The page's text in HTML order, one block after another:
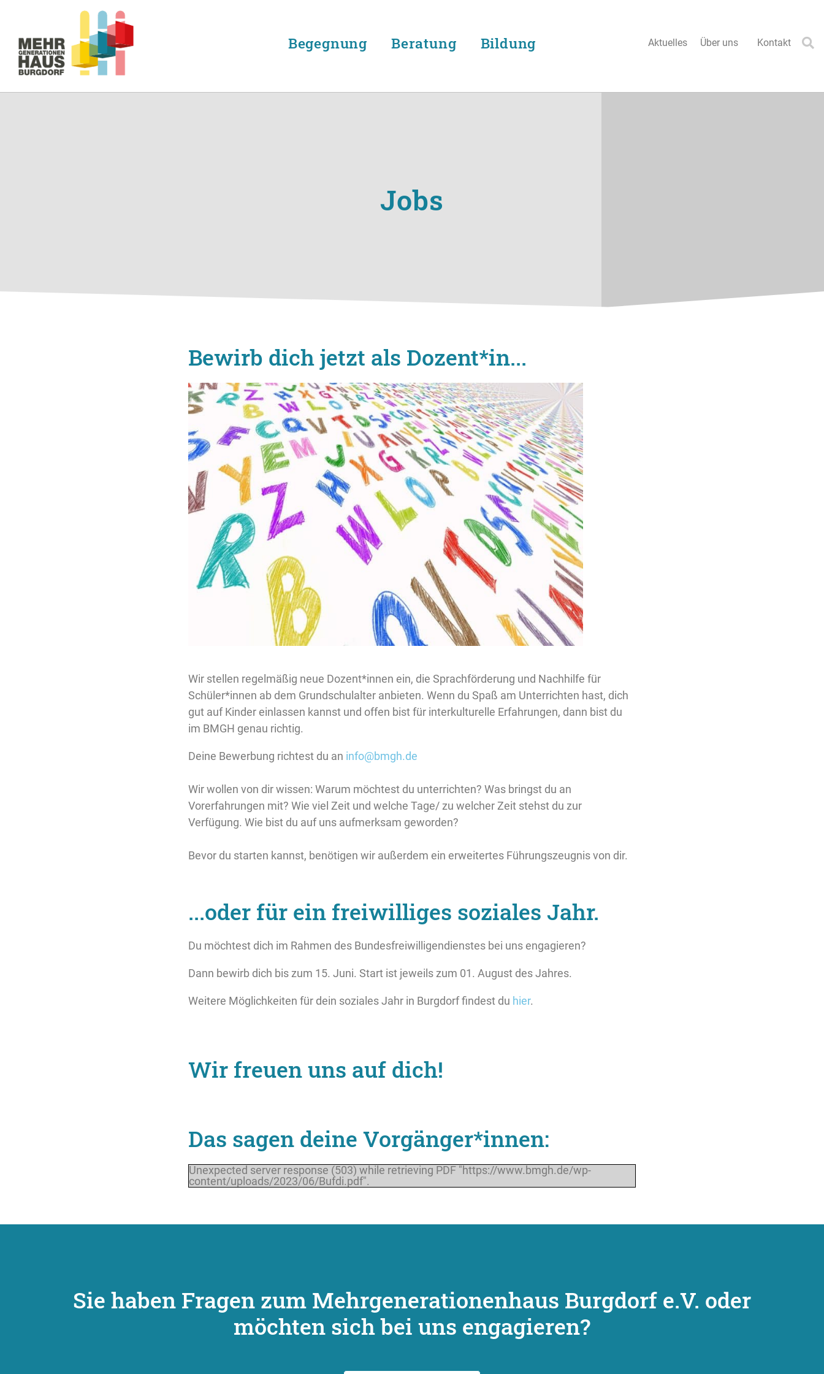
Begegnung Beratung Bildung Aktuelles Über uns Kontakt
Jobs
Bewirb dich jetzt als Dozent*in...
Wir stellen regelmäßig neue Dozent*innen ein, die Sprachförderung und Nachhilfe für
Schüler*innen ab dem Grundschulalter anbieten. Wenn du Spaß am Unterrichten hast, dich
gut auf Kinder einlassen kannst und offen bist für interkulturelle Erfahrungen, dann bist du
im BMGH genau richtig.
Deine Bewerbung richtest du an info@bmgh.de
Wir wollen von dir wissen: Warum möchtest du unterrichten? Was bringst du an
Vorerfahrungen mit? Wie viel Zeit und welche Tage/ zu welcher Zeit stehst du zur
Verfügung. Wie bist du auf uns aufmerksam geworden?
Bevor du starten kannst, benötigen wir außerdem ein erweitertes Führungszeugnis von dir.
...oder für ein freiwilliges soziales Jahr.
Du möchtest dich im Rahmen des Bundesfreiwilligendienstes bei uns engagieren?
Dann bewirb dich bis zum 15. Juni. Start ist jeweils zum 01. August des Jahres.
Weitere Möglichkeiten für dein soziales Jahr in Burgdorf findest du hier.
Wir freuen uns auf dich!
Das sagen deine Vorgänger*innen:
Unexpected server response (503) while retrieving PDF "https://www.bmgh.de/wp-
content/uploads/2023/06/Bufdi.pdf".
Sie haben Fragen zum Mehr­generationen­haus Burgdorf e.V. oder
möchten sich bei uns engagieren?